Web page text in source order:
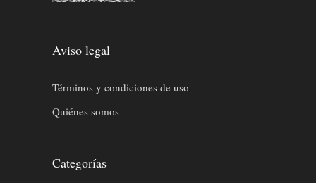
Aviso legal
Términos y condiciones de uso
Quiénes somos
Categorías